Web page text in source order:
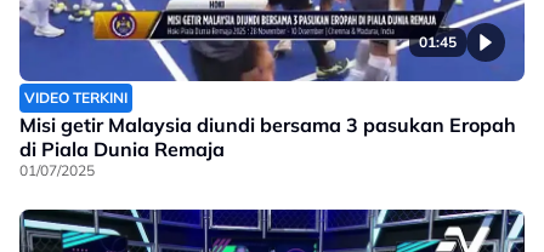
01:45
VIDEO TERKINI
Misi getir Malaysia diundi bersama 3 pasukan Eropah
di Piala Dunia Remaja
01/07/2025